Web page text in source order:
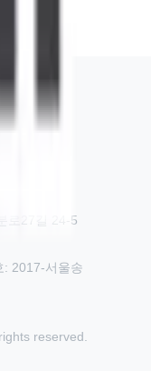
로27길 24-5
: 2017-서울송
reserved.